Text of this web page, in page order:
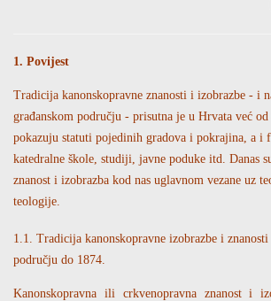
1. Povijest
Tradicija kanonskopravne znanosti i izobrazbe - i
građanskom području - prisutna je u Hrvata već
pokazuju statuti pojedinih gradova i pokrajina, a i
katedralne škole, studiji, javne poduke itd. Danas
znanost i izobrazba kod nas uglavnom vezane uz
teologije.
1.1. Tradicija kanonskopravne izobrazbe i
području do 1874.
Kanonskopravna ili crkvenopravna znanost i